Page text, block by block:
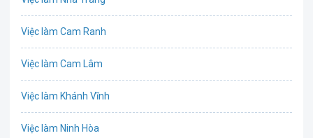
Việc làm Cam Ranh
Việc làm Cam Lâm
Việc làm Khánh Vĩnh
Việc làm Ninh Hòa